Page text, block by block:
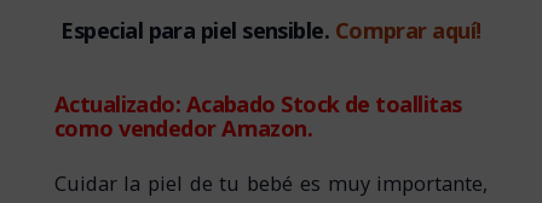
Especial para piel sensible. Comprar aquí!
Actualizado: Acabado Stock de toallitas
como vendedor Amazon.
Cuidar la piel de tu bebé es muy importante,